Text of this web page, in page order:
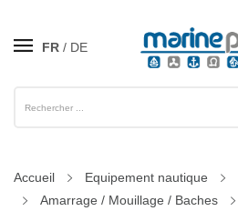
FR DE
Accueil Equipement nautique
Amarrage / Mouillage / Baches